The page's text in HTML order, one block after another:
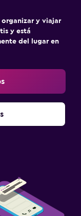
organizar y viajar
y está
del lugar en